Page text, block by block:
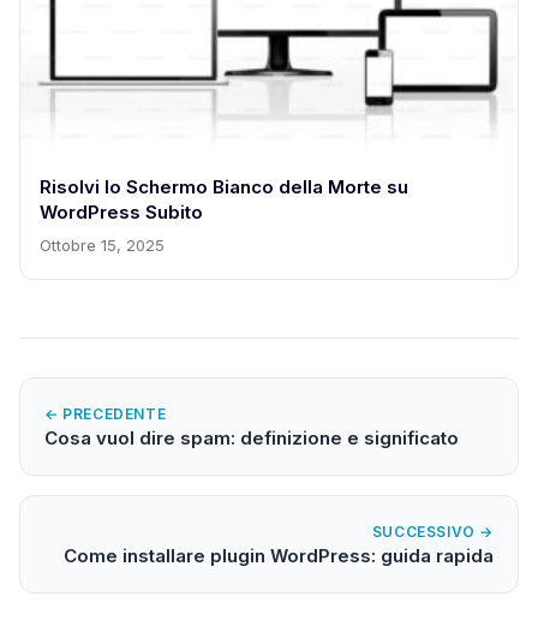
Risolvi lo Schermo Bianco della Morte su
WordPress Subito
Ottobre 15, 2025
← PRECEDENTE
Cosa vuol dire spam: definizione e significato
SUCCESSIVO →
Come installare plugin WordPress: guida rapida